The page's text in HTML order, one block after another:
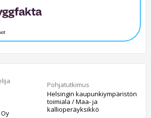
Pohjatutkimus
Helsingin kaupunkiympäristön
toimiala / Maa- ja
kallioperäyksikkö